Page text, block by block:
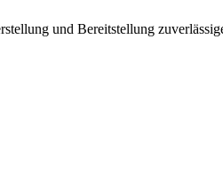
und Bereitstellung